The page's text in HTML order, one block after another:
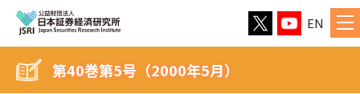
EN
第40巻第5号（2000年5月）